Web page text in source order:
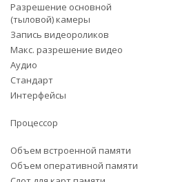
Разрешение основной
(тыловой) камеры
Запись видеороликов
Макс. разрешение видео
Аудио
Стандарт
Интерфейсы
Процессор
Объем встроенной памяти
Объем оперативной памяти